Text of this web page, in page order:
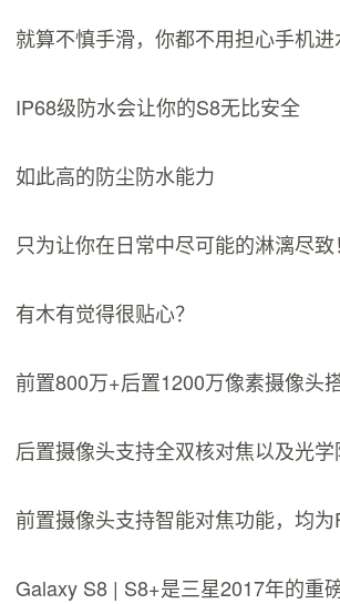
就算不慎手滑，你都不用担心手机
IP68级防水会让你的S8无比安全
如此高的防尘防水能力
只为让你在日常中尽可能的淋漓尽致！
有木有觉得很贴心？
前置800万+后置1200万像素摄像头
后置摄像头支持全双核对焦以及光
前置摄像头支持智能对焦功能，均
Galaxy S8 | S8+是三星2017年的重